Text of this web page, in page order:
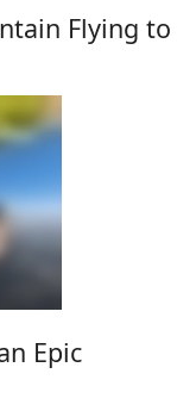
Flying to
Epic